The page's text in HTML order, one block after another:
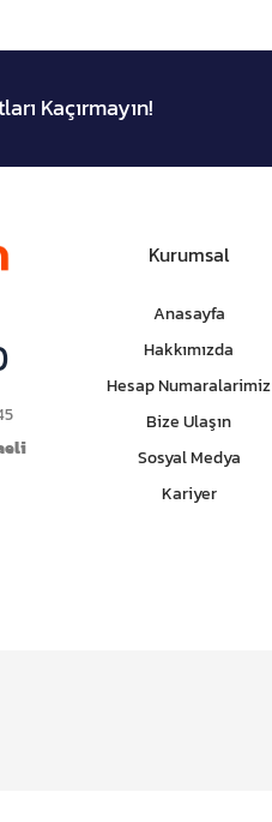
Kaçırmayın!
Kurumsal
Anasayfa
Hakkımızda
Hesap Numaralarimiz
Bize Ulaşın
Sosyal Medya
Kariyer